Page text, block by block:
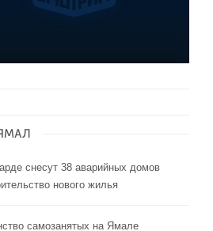
снесут 38 аварийных домов
нового жилья
самозанятых на Ямале